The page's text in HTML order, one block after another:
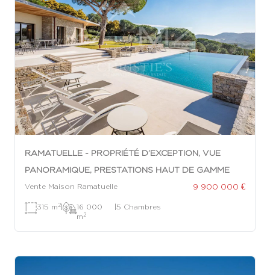
RAMATUELLE - PROPRIÉTÉ D’EXCEPTION, VUE
PANORAMIQUE, PRESTATIONS HAUT DE GAMME
Vente Maison Ramatuelle 9 900 000 €
315 m 2|
16 000
m 2
|5 Chambres